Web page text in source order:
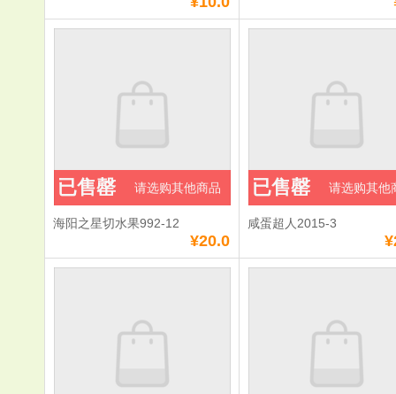
海阳之星切水果992-12
¥20.0
已售罄 请选购其他商品
咸蛋超人2015-3
已售罄 请选购其他